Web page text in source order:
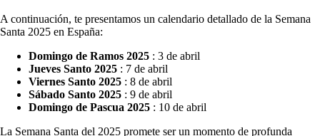
A continuación, te presentamos un calendario detallado de la Semana
Santa 2025 en España:
Domingo de Ramos 2025 : 3 de abril
Jueves Santo 2025 : 7 de abril
Viernes Santo 2025 : 8 de abril
Sábado Santo 2025 : 9 de abril
Domingo de Pascua 2025 : 10 de abril
La Semana Santa del 2025 promete ser un momento de profunda